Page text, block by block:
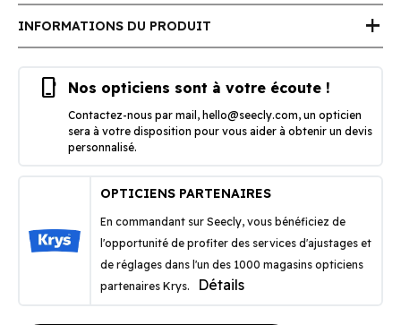
INFORMATIONS DU PRODUIT add
phone_iphone Nos opticiens sont à votre écoute !
Contactez-nous par mail, hello@seecly.com, un opticien
sera à votre disposition pour vous aider à obtenir un devis
personnalisé.
OPTICIENS PARTENAIRES
En commandant sur Seecly, vous bénéficiez de
l'opportunité de profiter des services d'ajustages et
de réglages dans l'un des 1000 magasins opticiens
partenaires Krys.
Détails